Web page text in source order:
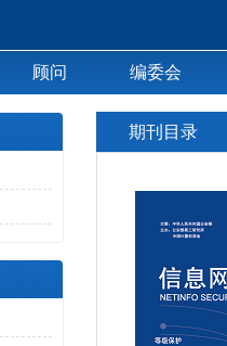
顾问 编委会
期刊目录